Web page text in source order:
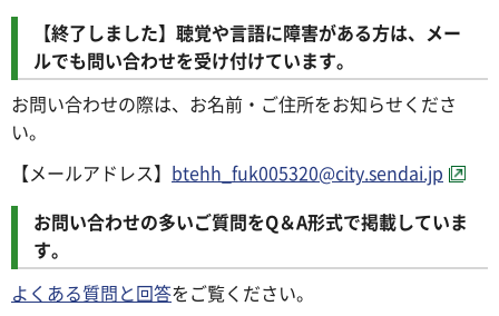
【終了しました】聴覚や言語に障害がある方は、メー
ルでも問い合わせを受け付けています。
お問い合わせの際は、お名前・ご住所をお知らせくださ
い。
【メールアドレス】 btehh_fuk005320@city.sendai.jp
お問い合わせの多いご質問をQ＆A形式で掲載していま
す。
よくある質問と回答をご覧ください。